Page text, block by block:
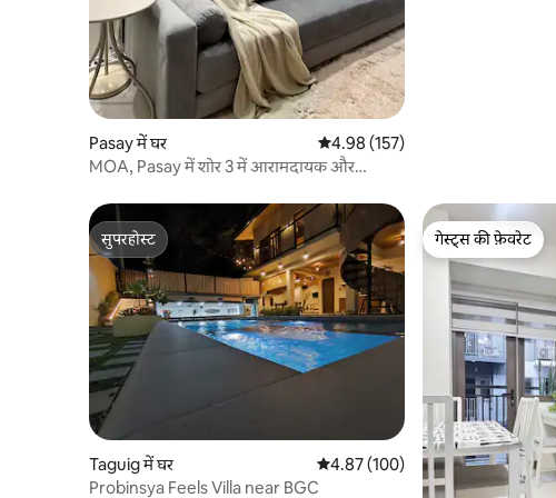
Pasay में घर औसत रेटिंग 5 में से 4.98, 157 समीक्षाएँ
4.98 (157)
MOA, Pasay में शोर 3 में आरामदायक और
सुपरहोस्ट
सुपरहोस्ट
Taguig में घर औसत रेटिंग 5 में से 4.87, 100 समीक्षाएँ
4.87 (100)
Probinsya Feels Villa near BGC
गेस्ट्स की फ़ेवरेट
गेस्ट्स की फ़ेवरेट